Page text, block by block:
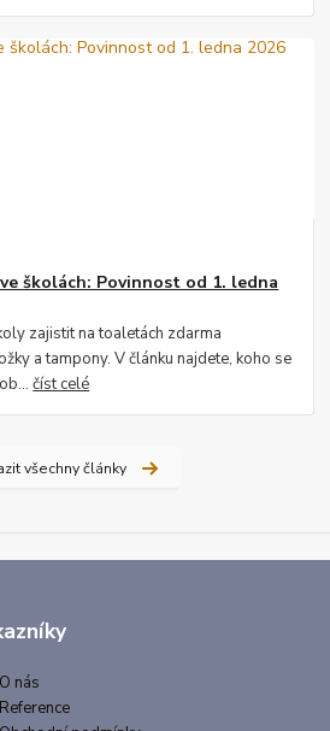
školách: Povinnost od 1. ledna
zajistit na toaletách zdarma
a tampony. V článku najdete, koho se
číst celé
všechny články
O nás
Reference